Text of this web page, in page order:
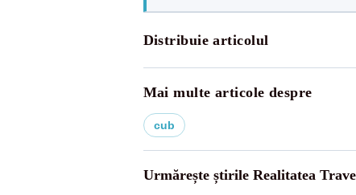
Distribuie articolul
Mai multe articole despre
cub
Urmărește știrile Realitatea